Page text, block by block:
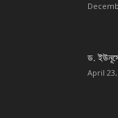
ড.
April